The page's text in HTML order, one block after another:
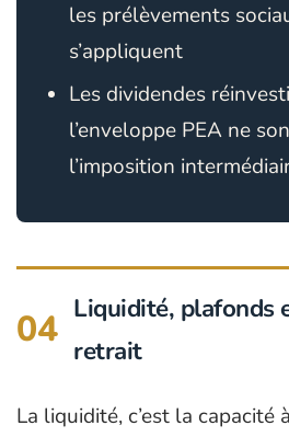
les prélèvements
s’appliquent
Les dividendes
l’enveloppe PEA ne
l’imposition
04 Liquidité, plafonds
retrait
La liquidité, c’est la capacité